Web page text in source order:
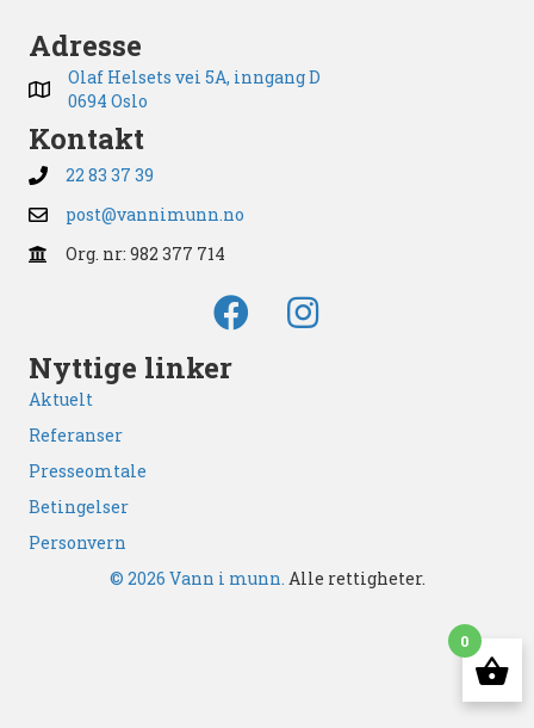
Adresse
Olaf Helsets vei 5A, inngang D
0694 Oslo
Kontakt
22 83 37 39
post@vannimunn.no
Org. nr: 982 377 714
Nyttige linker
Aktuelt
Referanser
Presseomtale
Betingelser
Personvern
© 2026 Vann i munn. Alle rettigheter.
0